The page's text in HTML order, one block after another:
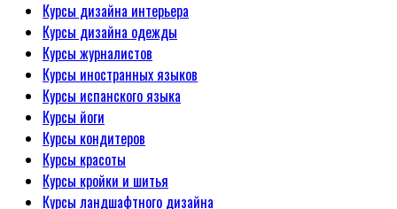
Курсы дизайна интерьера
Курсы дизайна одежды
Курсы журналистов
Курсы иностранных языков
Курсы испанского языка
Курсы йоги
Курсы кондитеров
Курсы красоты
Курсы кройки и шитья
Курсы ландшафтного дизайна